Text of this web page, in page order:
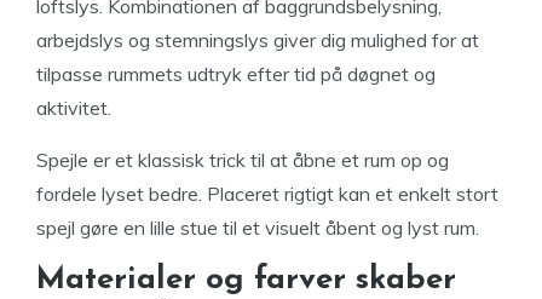
loftslys. Kombinationen af baggrundsbelysning,
arbejdslys og stemningslys giver dig mulighed for at
tilpasse rummets udtryk efter tid på døgnet og
aktivitet.
Spejle er et klassisk trick til at åbne et rum op og
fordele lyset bedre. Placeret rigtigt kan et enkelt stort
spejl gøre en lille stue til et visuelt åbent og lyst rum.
Materialer og farver skaber